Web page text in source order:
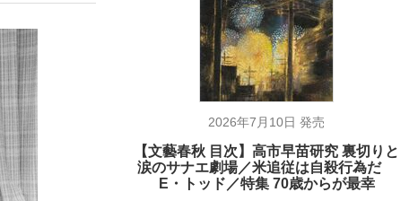
のが悲しい」『北の国から』倉本聰氏（91...
2026年7月10日 発売
【文藝春秋 目次】高市早苗研究 裏切りと
涙のサナエ劇場／米追従は自殺行為だ
E・トッド／特集 70歳からが最幸